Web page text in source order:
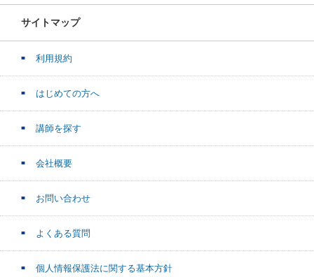
サイトマップ
利用規約
はじめての方へ
講師を探す
会社概要
お問い合わせ
よくある質問
個人情報保護法に関する基本方針